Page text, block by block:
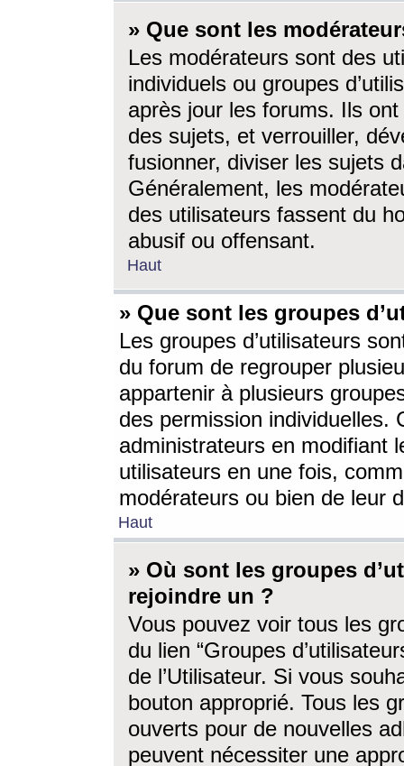
» Que sont les
Les modérateurs sont des
individuels ou groupes
après jour les forums. Ils ont
des sujets, et verrouiller,
fusionner, diviser les sujets
Généralement, les
des utilisateurs fassent du
abusif ou offensant.
Haut
» Que sont les groupes
Les groupes d’utilisateurs
du forum de regrouper
appartenir à plusieurs
des permission individuelles.
administrateurs en modifiant
utilisateurs en une fois,
modérateurs ou bien de leur
Haut
» Où sont les groupes
rejoindre un ?
Vous pouvez voir tous les
du lien “Groupes
de l’Utilisateur. Si vous
bouton approprié. Tous les
ouverts pour de nouvelles
peuvent nécessiter une